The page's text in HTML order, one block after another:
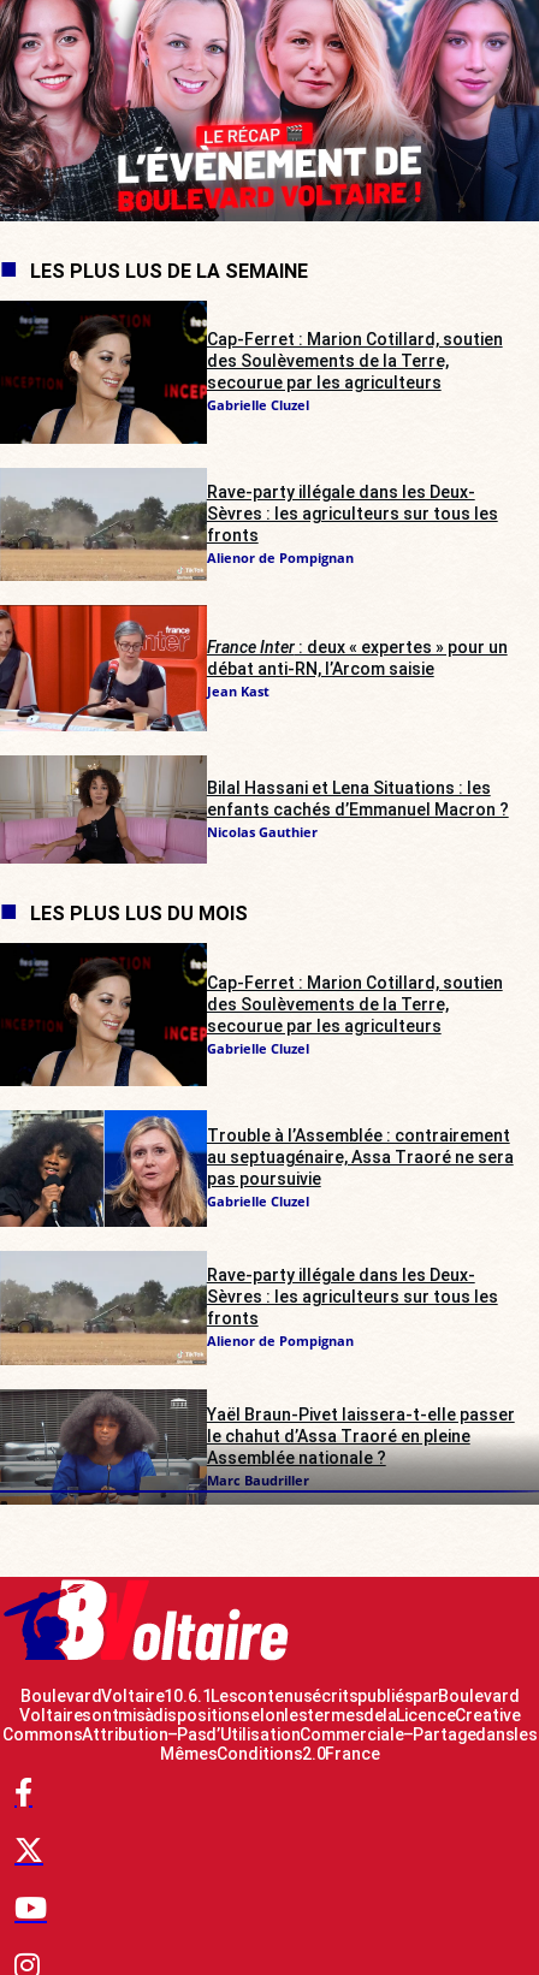
LES PLUS LUS DE LA SEMAINE
Cap-Ferret : Marion Cotillard, soutien
des Soulèvements de la Terre,
secourue par les agriculteurs
Gabrielle Cluzel
Rave-party illégale dans les Deux-
Sèvres : les agriculteurs sur tous les
fronts
Alienor de Pompignan
France Inter: deux « expertes » pour un
débat anti-RN, l’Arcom saisie
Jean Kast
Bilal Hassani et Lena Situations : les
enfants cachés d’Emmanuel Macron ?
Nicolas Gauthier
LES PLUS LUS DU MOIS
Cap-Ferret : Marion Cotillard, soutien
des Soulèvements de la Terre,
secourue par les agriculteurs
Gabrielle Cluzel
Trouble à l’Assemblée : contrairement
au septuagénaire, Assa Traoré ne sera
pas poursuivie
Gabrielle Cluzel
Rave-party illégale dans les Deux-
Sèvres : les agriculteurs sur tous les
fronts
Alienor de Pompignan
Yaël Braun-Pivet laissera-t-elle passer
le chahut d’Assa Traoré en pleine
Assemblée nationale ?
Marc Baudriller
Boulevard Voltaire 10.6.1 Les contenus écrits publiés par Boulevard
Voltaire sont mis à disposition selon les termes de la Licence Creative
Commons Attribution – Pas d’Utilisation Commerciale – Partage dans les
Mêmes Conditions 2.0 France